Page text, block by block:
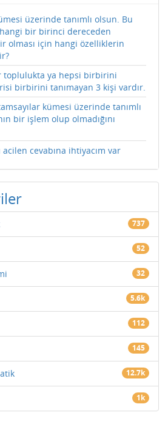
üzerinde tanımlı olsun. Bu
bir birinci dereceden
olması için hangi özelliklerin
toplulukta ya hepsi birbirini
birbirini tanımayan 3 kişi vardır.
kümesi üzerinde tanımlı
bir işlem olup olmadığını
cevabına ihtiyacım var
737
52
32
5.6k
112
145
12.7k
1k